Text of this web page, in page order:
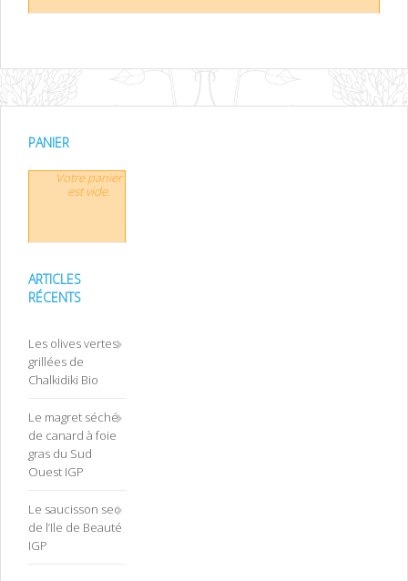
PANIER
Votre panier
est vide.
ARTICLES
RÉCENTS
Les olives vertes
grillées de
Chalkidiki Bio
Le magret séché
de canard à foie
gras du Sud
Ouest IGP
Le saucisson sec
de l’Ile de Beauté
IGP